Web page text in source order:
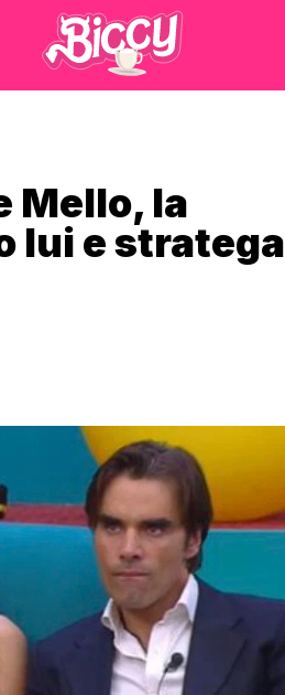
Mello, la
lui e stratega